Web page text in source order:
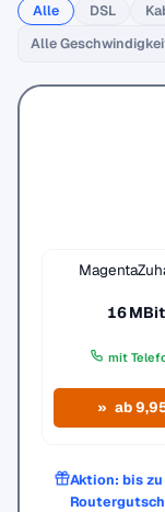
Alle DSL
16
mit
ab
Aktion: bis